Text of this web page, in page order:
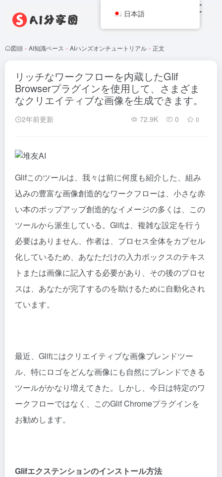
図頭 - AI知識ベース - AIハンズオンチュートリアル - 正文
リッチなワークフローを内蔵したGlif
Browserプラグインを使用して、さまざま
なクリエイティブな画像を生成できます。
2年前更新 72.9K 0 0
Glifこのツールは、我々は前に何度も紹介した、組み
込みの豊富な画像創造的なワークフローは、小さな赤
い本のポップアップ創造的なイメージの多くは、この
ツールから派生している。Glifは、複雑な設定を行う
必要はありません、作者は、プロセス全体をカプセル
化しているため、あなただけの入力ボックスのテキス
トまたは画像に記入する必要があり、その後のプロセ
スは、あなたが完了するのを助けるために自動化され
ています。
最近、Glifにはクリエイティブな画像ブレンドツー
ル、特にロゴをどんな画像にも自然にブレンドできる
ツールがかなり増えてきた。しかし、今日は特定のワ
ークフローではなく、このGlif Chromeプラグインを
お勧めします。
Glifエクステンションのインストール方法
日本語